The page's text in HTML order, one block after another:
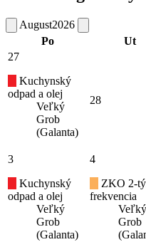
August2026
Po
Ut
27
Kuchynský
odpad a olej
Veľký
Grob
(Galanta)
28
3
Kuchynský
odpad a olej
Veľký
Grob
(Galanta)
4
ZKO 2-
frekvencia
Veľký
Grob